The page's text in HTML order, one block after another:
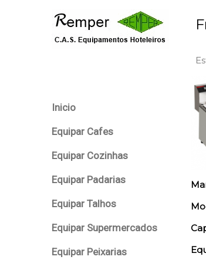
Inicio
Equipar Cafes
Equipar Cozinhas
Equipar Padarias
Equipar Talhos
Equipar Supermercados
Equipar Peixarias